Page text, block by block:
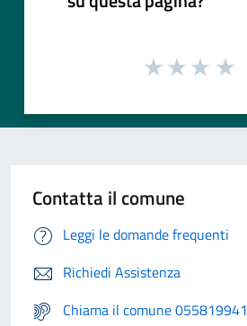
Contatta il comune
Leggi le domande frequenti
Richiedi Assistenza
Chiama il comune 055819941